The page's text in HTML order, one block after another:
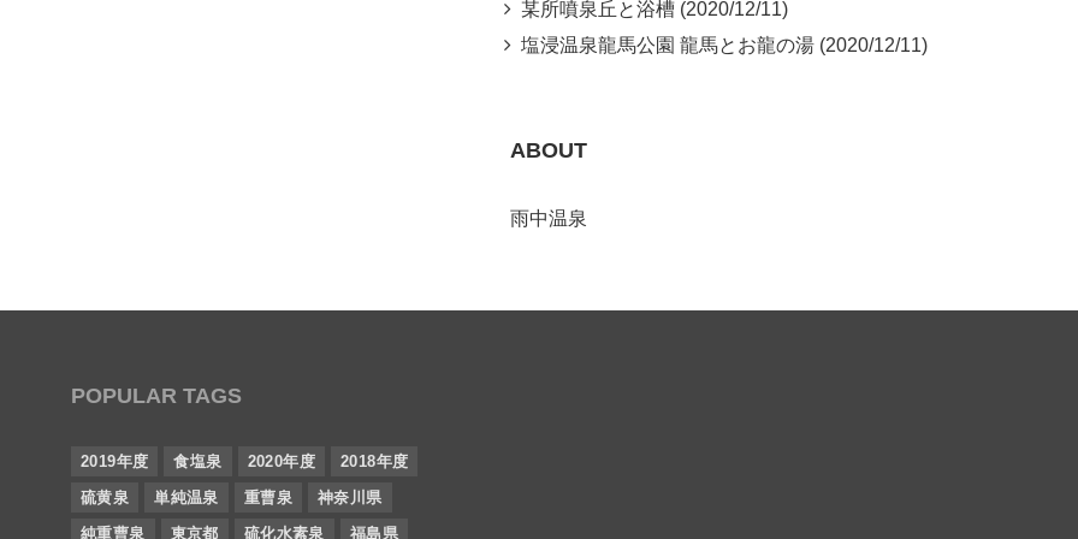
某所噴泉丘と浴槽 (2020/12/11)
塩浸温泉龍馬公園 龍馬とお龍の湯 (2020/12/11)
ABOUT
雨中温泉
POPULAR TAGS
2019年度 食塩泉 2020年度
2018年度
硫黄泉
単純温泉 重曹泉
神奈川県
純重曹泉
東京都 硫化水素泉 福島県